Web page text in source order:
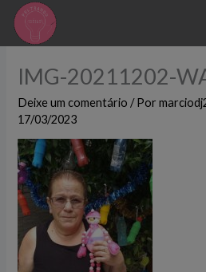
para
conteúdo
IMG-20211202-
Deixe um comentário / Por
17/03/2023